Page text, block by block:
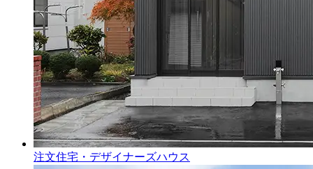
注文住宅・デザイナーズハウス